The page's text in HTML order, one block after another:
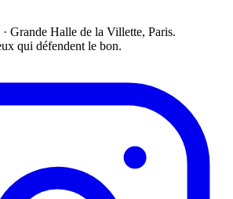
· Grande Halle de la Villette, Paris.
qui défendent le bon.